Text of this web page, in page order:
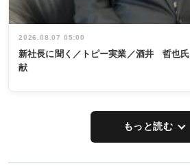
2026.08.07 05:00
新社長に聞く／トピー実業／酒井 哲也
献
もっと読む